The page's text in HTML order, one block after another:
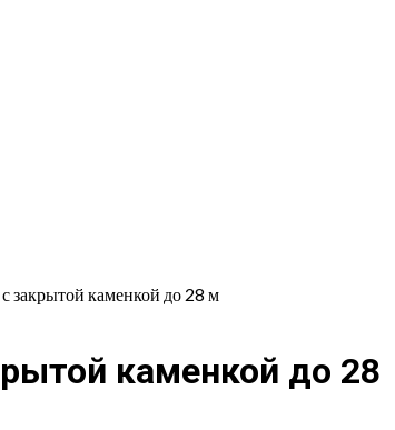
закрытой каменкой до 28 м
каменкой до 28